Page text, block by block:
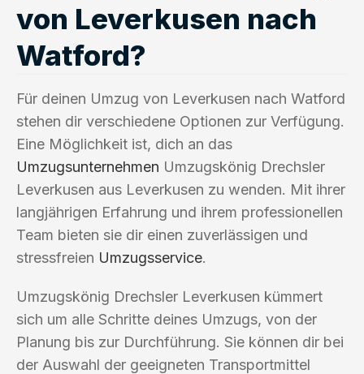
von Leverkusen nach
Watford?
Für deinen Umzug von Leverkusen nach Watford
stehen dir verschiedene Optionen zur Verfügung.
Eine Möglichkeit ist, dich an das
Umzugsunternehmen Umzugskönig Drechsler
Leverkusen aus Leverkusen zu wenden. Mit ihrer
langjährigen Erfahrung und ihrem professionellen
Team bieten sie dir einen zuverlässigen und
stressfreien Umzugsservice.
Umzugskönig Drechsler Leverkusen kümmert
sich um alle Schritte deines Umzugs, von der
Planung bis zur Durchführung. Sie können dir bei
der Auswahl der geeigneten Transportmittel